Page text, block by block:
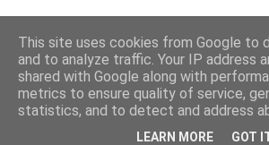
This site uses cookies from Google to
and to analyze traffic. Your IP address
shared with Google along with
metrics to ensure quality of service,
statistics, and to detect and address
LEARN MORE GOT